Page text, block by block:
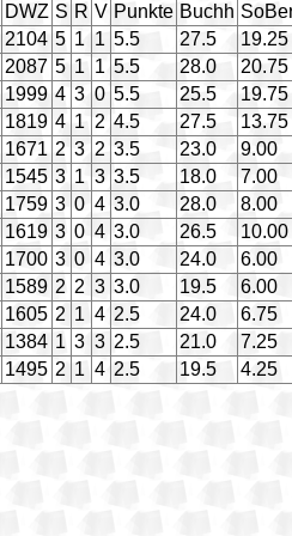
DWZ S R V Punkte Buchh
2104 5 1 1 5.5 27.5
19.25
2087 5 1 1 5.5 28.0
20.75
1999 4 3 0 5.5 25.5
19.75
1819 4 1 2 4.5 27.5
13.75
1671 2 3 2 3.5 23.0
9.00
1545 3 1 3 3.5 18.0
7.00
1759 3 0 4 3.0 28.0
8.00
1619 3 0 4 3.0 26.5
10.00
1700 3 0 4 3.0 24.0
6.00
1589 2 2 3 3.0 19.5
6.00
1605 2 1 4 2.5 24.0
6.75
1384 1 3 3 2.5 21.0
7.25
1495 2 1 4 2.5 19.5 4.25